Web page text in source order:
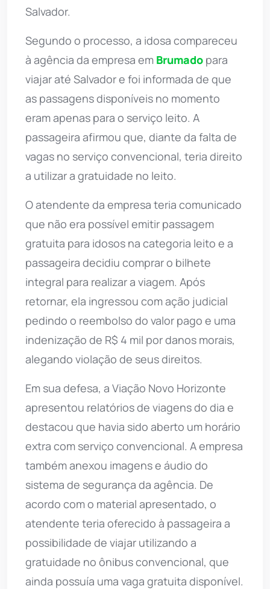
Salvador.
Segundo o processo, a idosa compareceu
à agência da empresa em Brumado para
viajar até Salvador e foi informada de que
as passagens disponíveis no momento
eram apenas para o serviço leito. A
passageira afirmou que, diante da falta de
vagas no serviço convencional, teria direito
a utilizar a gratuidade no leito.
O atendente da empresa teria comunicado
que não era possível emitir passagem
gratuita para idosos na categoria leito e a
passageira decidiu comprar o bilhete
integral para realizar a viagem. Após
retornar, ela ingressou com ação judicial
pedindo o reembolso do valor pago e uma
indenização de R$ 4 mil por danos morais,
alegando violação de seus direitos.
Em sua defesa, a Viação Novo Horizonte
apresentou relatórios de viagens do dia e
destacou que havia sido aberto um horário
extra com serviço convencional. A empresa
também anexou imagens e áudio do
sistema de segurança da agência. De
acordo com o material apresentado, o
atendente teria oferecido à passageira a
possibilidade de viajar utilizando a
gratuidade no ônibus convencional, que
ainda possuía uma vaga gratuita disponível.